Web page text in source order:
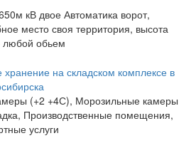
кВ двое Автоматика ворот,
место своя территория, высота
любой обьем
хранение на складском комплексе в
(+2 +4С), Морозильные камеры
Производственные помещения,
услуги